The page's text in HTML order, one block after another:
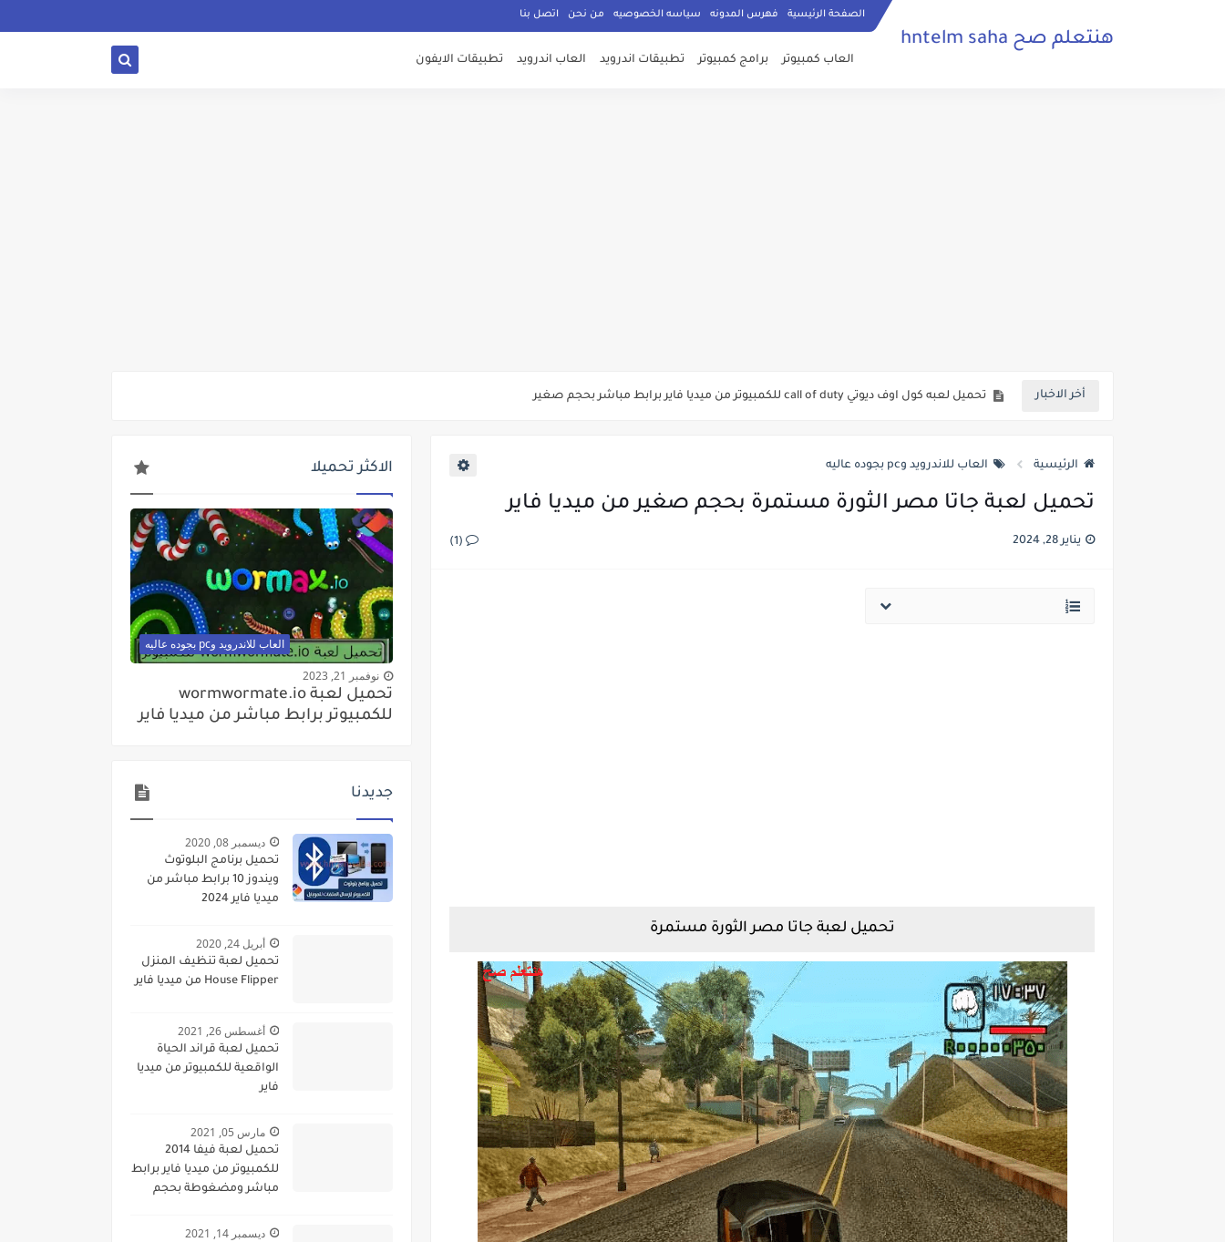
الصفحة الرئيسية فهرس المدونه سياسه الخصوصيه من نحن اتصل بنا
هنتعلم صح hntelm saha
العاب كمبيوتر برامج كمبيوتر تطبيقات اندرويد العاب اندرويد تطبيقات الايفون
أخر الاخبار
تحميل لعبة wobbly life للكمبيوتر من ميديا فاير برابط مباشر بحجم صغير احدث اصدار
الرئيسية العاب للاندرويد وpc بجوده عاليه
تحميل لعبة جاتا مصر الثورة مستمرة بحجم صغير من ميديا فاير
يناير 28, 2024 (1)
تحميل لعبة جاتا مصر الثورة مستمرة
الاكثر تحميلا
العاب للاندرويد وpc بجوده عاليه
نوفمبر 21, 2023
تحميل لعبة wormwormate.io
للكمبيوتر برابط مباشر من ميديا فاير
جديدنا
ديسمبر 08, 2020
تحميل برنامج البلوتوث
ويندوز 10 برابط مباشر من
ميديا فاير 2024
أبريل 24, 2020
تحميل لعبة تنظيف المنزل
House Flipper من ميديا فاير
أغسطس 26, 2021
تحميل لعبة قراند الحياة
الواقعية للكمبيوتر من ميديا
فاير
مارس 05, 2021
تحميل لعبة فيفا 2014
للكمبيوتر من ميديا فاير برابط
مباشر ومضغوطة بحجم
ديسمبر 14, 2021